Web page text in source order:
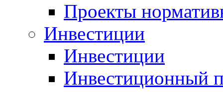
Проекты
Инвестиции
Инвестиции
Инвестиционный